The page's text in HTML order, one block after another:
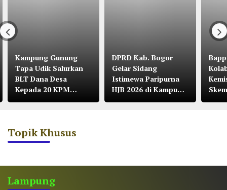
Kampung Gunung
Tapa Udik Salurkan
BLT Dana Desa
Kepada 20 KPM
Tahun 2026
DPRD Kab. Bogor
Gelar Sidang
Istimewa Paripurna
HJB 2026 di Kampung
Citalahab Desa
Topik Khusus
Lampung